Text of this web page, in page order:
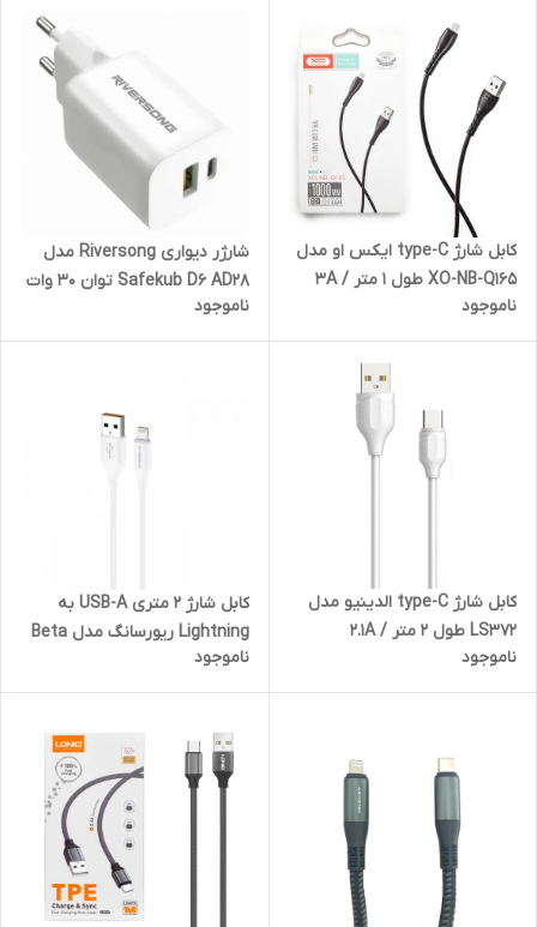
کابل شارژ type-C ایکس او مدل
XO-NB-Q165 طول 1 متر / 3A
ناموجود
شارژر دیواری Riversong مدل
Safekub D6 AD28 توان 30 وات
ناموجود
کابل شارژ type-C الدینیو مدل
LS372 طول 2 متر / 2.1A
ناموجود
کابل شارژ 2 متری USB-A به
Lightning ریورسانگ مدل Beta
20 CL115 توان 3 آمپر
ناموجود